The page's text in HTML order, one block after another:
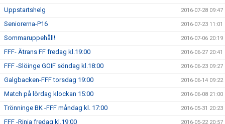
Uppstartshelg 2016-07-28 09:47
Seniorerna-P16 2016-07-23 11:01
Sommaruppehåll! 2016-07-06 20:19
FFF- Ätrans FF fredag kl.19:00 2016-06-27 20:41
FFF -Slöinge GOIF söndag kl.18:00 2016-06-23 09:27
Galgbacken-FFF torsdag 19:00 2016-06-14 09:22
Match på lördag klockan 15:00 2016-06-08 21:00
Trönninge BK -FFF måndag kl. 17:00 2016-05-31 20:23
FFF -Rinia fredag kl.19:00 2016-05-22 20:57